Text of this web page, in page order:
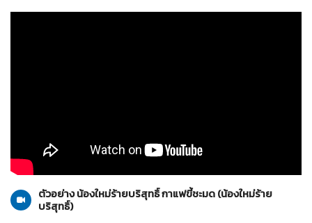
22-05-2553
ตัวอย่าง น้องใหม่ร้ายบริสุทธิ์ กาแฟขี้ชะมด (น้องใหม่ร้าย
บริสุทธิ์)